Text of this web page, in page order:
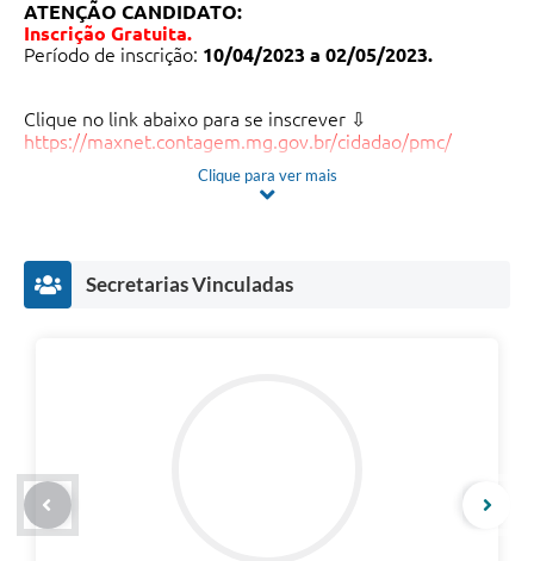
ATENÇÃO CANDIDATO:
Inscrição Gratuita.
Período de inscrição: 10/04/2023 a 02/05/2023.
Clique no link abaixo para se inscrever ⇩
https://maxnet.contagem.mg.gov.br/cidadao/pmc/
O Processo Seletivo Simplificado consistirá em etapa
única eliminatória e classificatória, mediante
Etapas/Fases
Publicação do Edital
Recebimento dos Recursos
do dia 16/05/2023
Análise dos Recursos
Clique para ver mais
Secretarias Vinculadas